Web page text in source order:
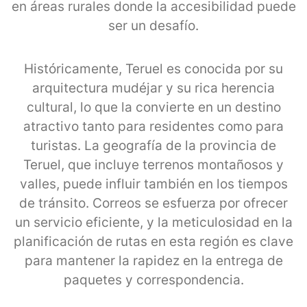
en áreas rurales donde la accesibilidad puede
ser un desafío.
Históricamente, Teruel es conocida por su
arquitectura mudéjar y su rica herencia
cultural, lo que la convierte en un destino
atractivo tanto para residentes como para
turistas. La geografía de la provincia de
Teruel, que incluye terrenos montañosos y
valles, puede influir también en los tiempos
de tránsito. Correos se esfuerza por ofrecer
un servicio eficiente, y la meticulosidad en la
planificación de rutas en esta región es clave
para mantener la rapidez en la entrega de
paquetes y correspondencia.